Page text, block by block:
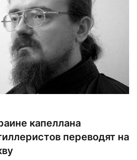
между исламом и […]
капеллана
переводят на